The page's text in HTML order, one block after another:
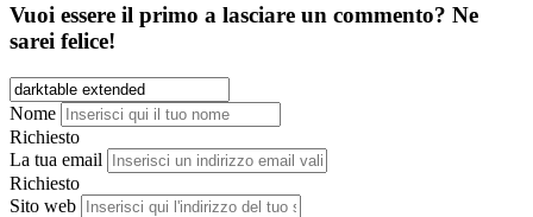
Vuoi essere il primo a lasciare un commento? Ne
sarei felice!
Nome
Richiesto
La tua email
Richiesto
Sito web